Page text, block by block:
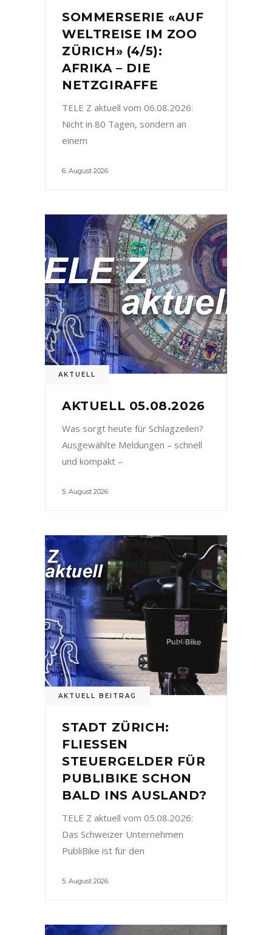
SOMMERSERIE «AUF
WELTREISE IM ZOO
ZÜRICH» (4/5):
AFRIKA – DIE
NETZGIRAFFE
TELE Z aktuell vom 06.08.2026:
Nicht in 80 Tagen, sondern an
einem
6. August 2026
AKTUELL
AKTUELL 05.08.2026
Was sorgt heute für Schlagzeilen?
Ausgewählte Meldungen – schnell
und kompakt –
5. August 2026
AKTUELL BEITRAG
STADT ZÜRICH:
FLIESSEN
STEUERGELDER FÜR
PUBLIBIKE SCHON
BALD INS AUSLAND?
TELE Z aktuell vom 05.08.2026:
Das Schweizer Unternehmen
PubliBike ist für den
5. August 2026